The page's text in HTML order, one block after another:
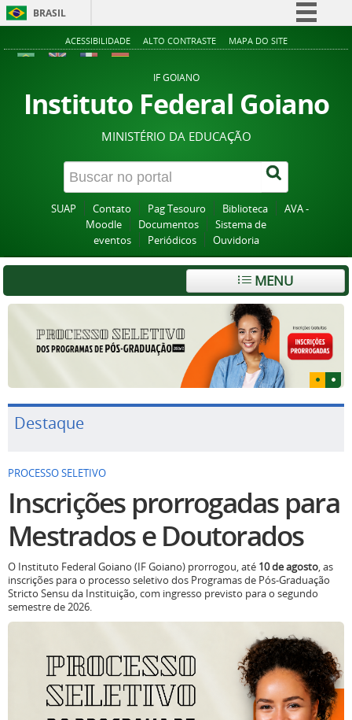
BRASIL
Simplifique!
Acesso à informação
Legislação
Canais
ACESSIBILIDADE ALTO CONTRASTE MAPA DO SITE
IF GOIANO
Instituto Federal Goiano
MINISTÉRIO DA EDUCAÇÃO
SUAP Contato Pag Tesouro Biblioteca
AVA -
Moodle
Documentos
Sistema de
eventos
Periódicos Ouvidoria
MENU
Destaque
PROCESSO SELETIVO
Inscrições prorrogadas para
Mestrados e Doutorados
O Instituto Federal Goiano (IF Goiano) prorrogou, até 10 de agosto, as
inscrições para o processo seletivo dos Programas de Pós-Graduação
Stricto Sensu da Instituição, com ingresso previsto para o segundo
semestre de 2026.